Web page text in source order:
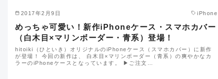
2017年2月9日 iPhone
めっちゃ可愛い！新作iPhoneケース・スマホカバー
（白木目×マリンボーダー・青系）登場！
hitoiki（ひといき）オリジナルのiPhoneケース（スマホカバー）に新作
が登場！ 今回の新作は、 白木目×マリンボーダー（青系）の爽やかなカ
ラーのiPhoneケースとなっています。 ▶︎ご注文…